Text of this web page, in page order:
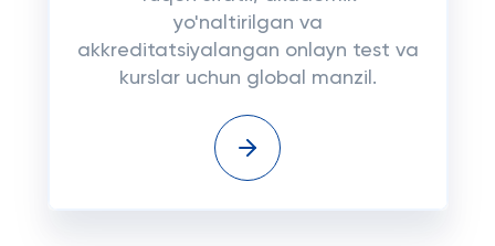
yo'naltirilgan va
akkreditatsiyalangan onlayn test va
kurslar uchun global manzil.